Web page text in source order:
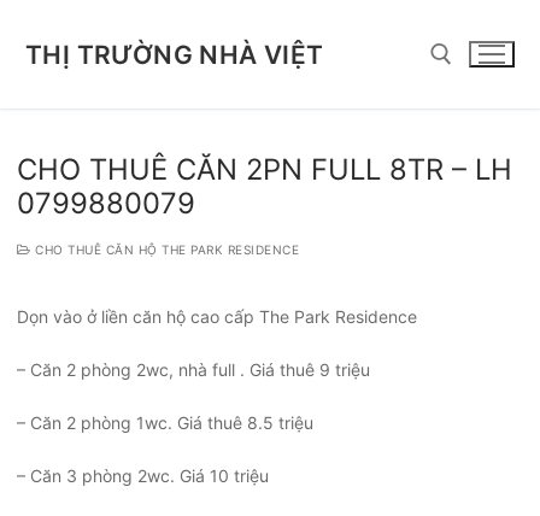
THỊ TRƯỜNG NHÀ VIỆT
CHO THUÊ CĂN 2PN FULL 8TR – LH
0799880079
CHO THUÊ CĂN HỘ THE PARK RESIDENCE
Dọn vào ở liền căn hộ cao cấp The Park Residence
– Căn 2 phòng 2wc, nhà full . Giá thuê 9 triệu
– Căn 2 phòng 1wc. Giá thuê 8.5 triệu
– Căn 3 phòng 2wc. Giá 10 triệu